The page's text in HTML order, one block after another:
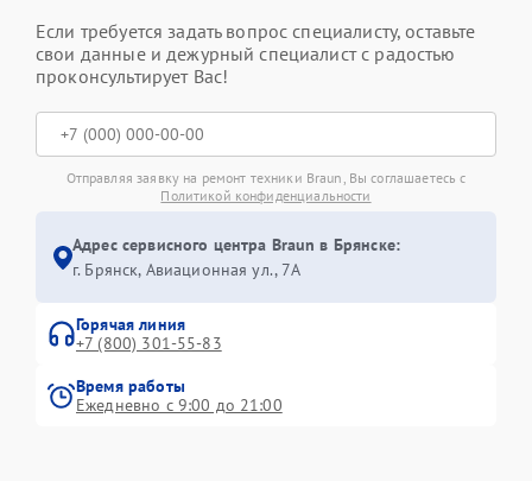
Если требуется задать вопрос специалисту, оставьте
свои данные и дежурный специалист с радостью
проконсультирует Вас!
Отправляя заявку на ремонт техники Braun, Вы соглашаетесь с
Политикой конфиденциальности
Адрес сервисного центра Braun в Брянске:
г. Брянск, Авиационная ул., 7А
Горячая линия
+7 (800) 301-55-83
Время работы
Ежедневно с 9:00 до 21:00